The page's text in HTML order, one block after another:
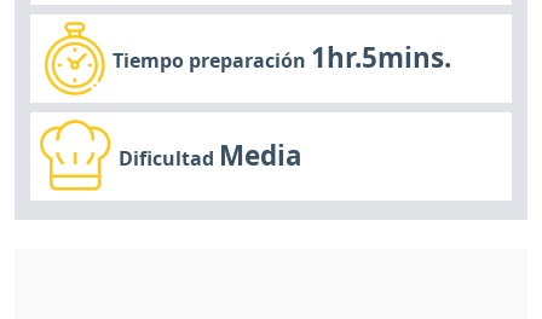
Tiempo preparación 1hr.5mins.
Dificultad Media